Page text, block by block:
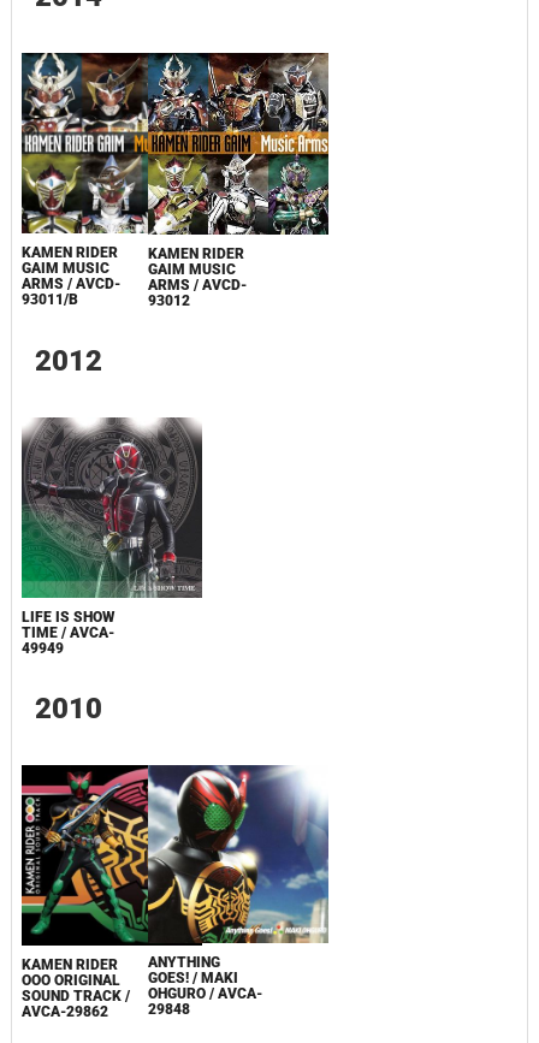
KAMEN RIDER
GAIM MUSIC
ARMS / AVCD-
93011/B
KAMEN RIDER
GAIM MUSIC
ARMS / AVCD-
93012
2012
LIFE IS SHOW
TIME / AVCA-
49949
2010
KAMEN RIDER
OOO ORIGINAL
SOUND TRACK /
AVCA-29862
ANYTHING
GOES! / MAKI
OHGURO / AVCA-
29848